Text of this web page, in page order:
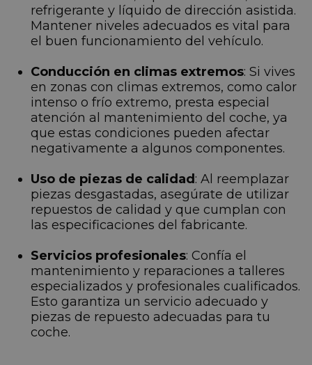
refrigerante y líquido de dirección asistida.
Mantener niveles adecuados es vital para
el buen funcionamiento del vehículo.
Conducción en climas extremos: Si vives
en zonas con climas extremos, como calor
intenso o frío extremo, presta especial
atención al mantenimiento del coche, ya
que estas condiciones pueden afectar
negativamente a algunos componentes.
Uso de piezas de calidad: Al reemplazar
piezas desgastadas, asegúrate de utilizar
repuestos de calidad y que cumplan con
las especificaciones del fabricante.
Servicios profesionales: Confía el
mantenimiento y reparaciones a talleres
especializados y profesionales cualificados.
Esto garantiza un servicio adecuado y
piezas de repuesto adecuadas para tu
coche.